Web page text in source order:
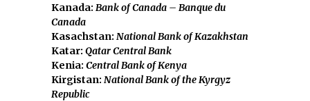
Kanada: Bank of Canada – Banque du
Canada
Kasachstan: National Bank of Kazakhstan
Katar: Qatar Central Bank
Kenia: Central Bank of Kenya
Kirgistan: National Bank of the Kyrgyz
Republic